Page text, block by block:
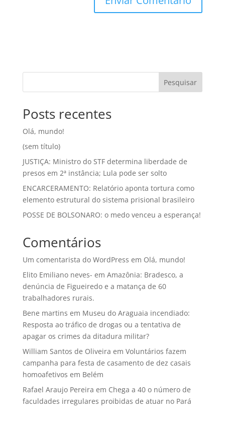
Pesquisar
Posts recentes
Olá, mundo!
(sem título)
JUSTIÇA: Ministro do STF determina liberdade de
presos em 2ª instância; Lula pode ser solto
ENCARCERAMENTO: Relatório aponta tortura como
elemento estrutural do sistema prisional brasileiro
POSSE DE BOLSONARO: o medo venceu a esperança!
Comentários
Um comentarista do WordPress em Olá, mundo!
Elito Emiliano neves- em Amazônia: Bradesco, a
denúncia de Figueiredo e a matança de 60
trabalhadores rurais.
Bene martins em Museu do Araguaia incendiado:
Resposta ao tráfico de drogas ou a tentativa de
apagar os crimes da ditadura militar?
William Santos de Oliveira em Voluntários fazem
campanha para festa de casamento de dez casais
homoafetivos em Belém
Rafael Araujo Pereira em Chega a 40 o número de
faculdades irregulares proibidas de atuar no Pará